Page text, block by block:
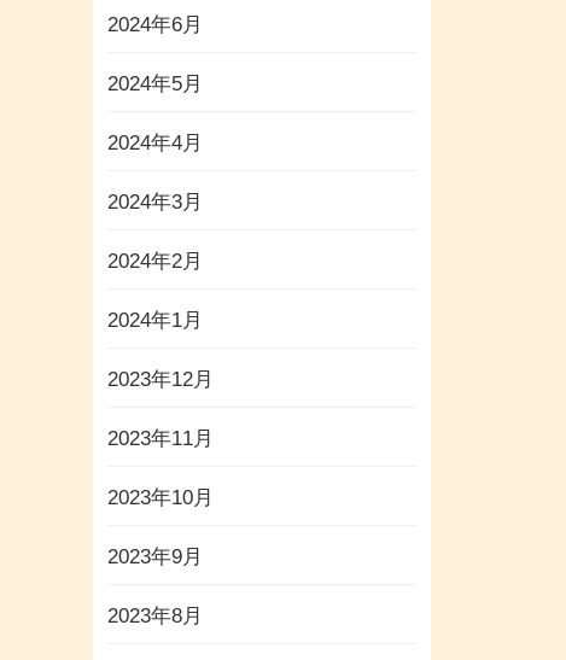
2024年6月
2024年5月
2024年4月
2024年3月
2024年2月
2024年1月
2023年12月
2023年11月
2023年10月
2023年9月
2023年8月